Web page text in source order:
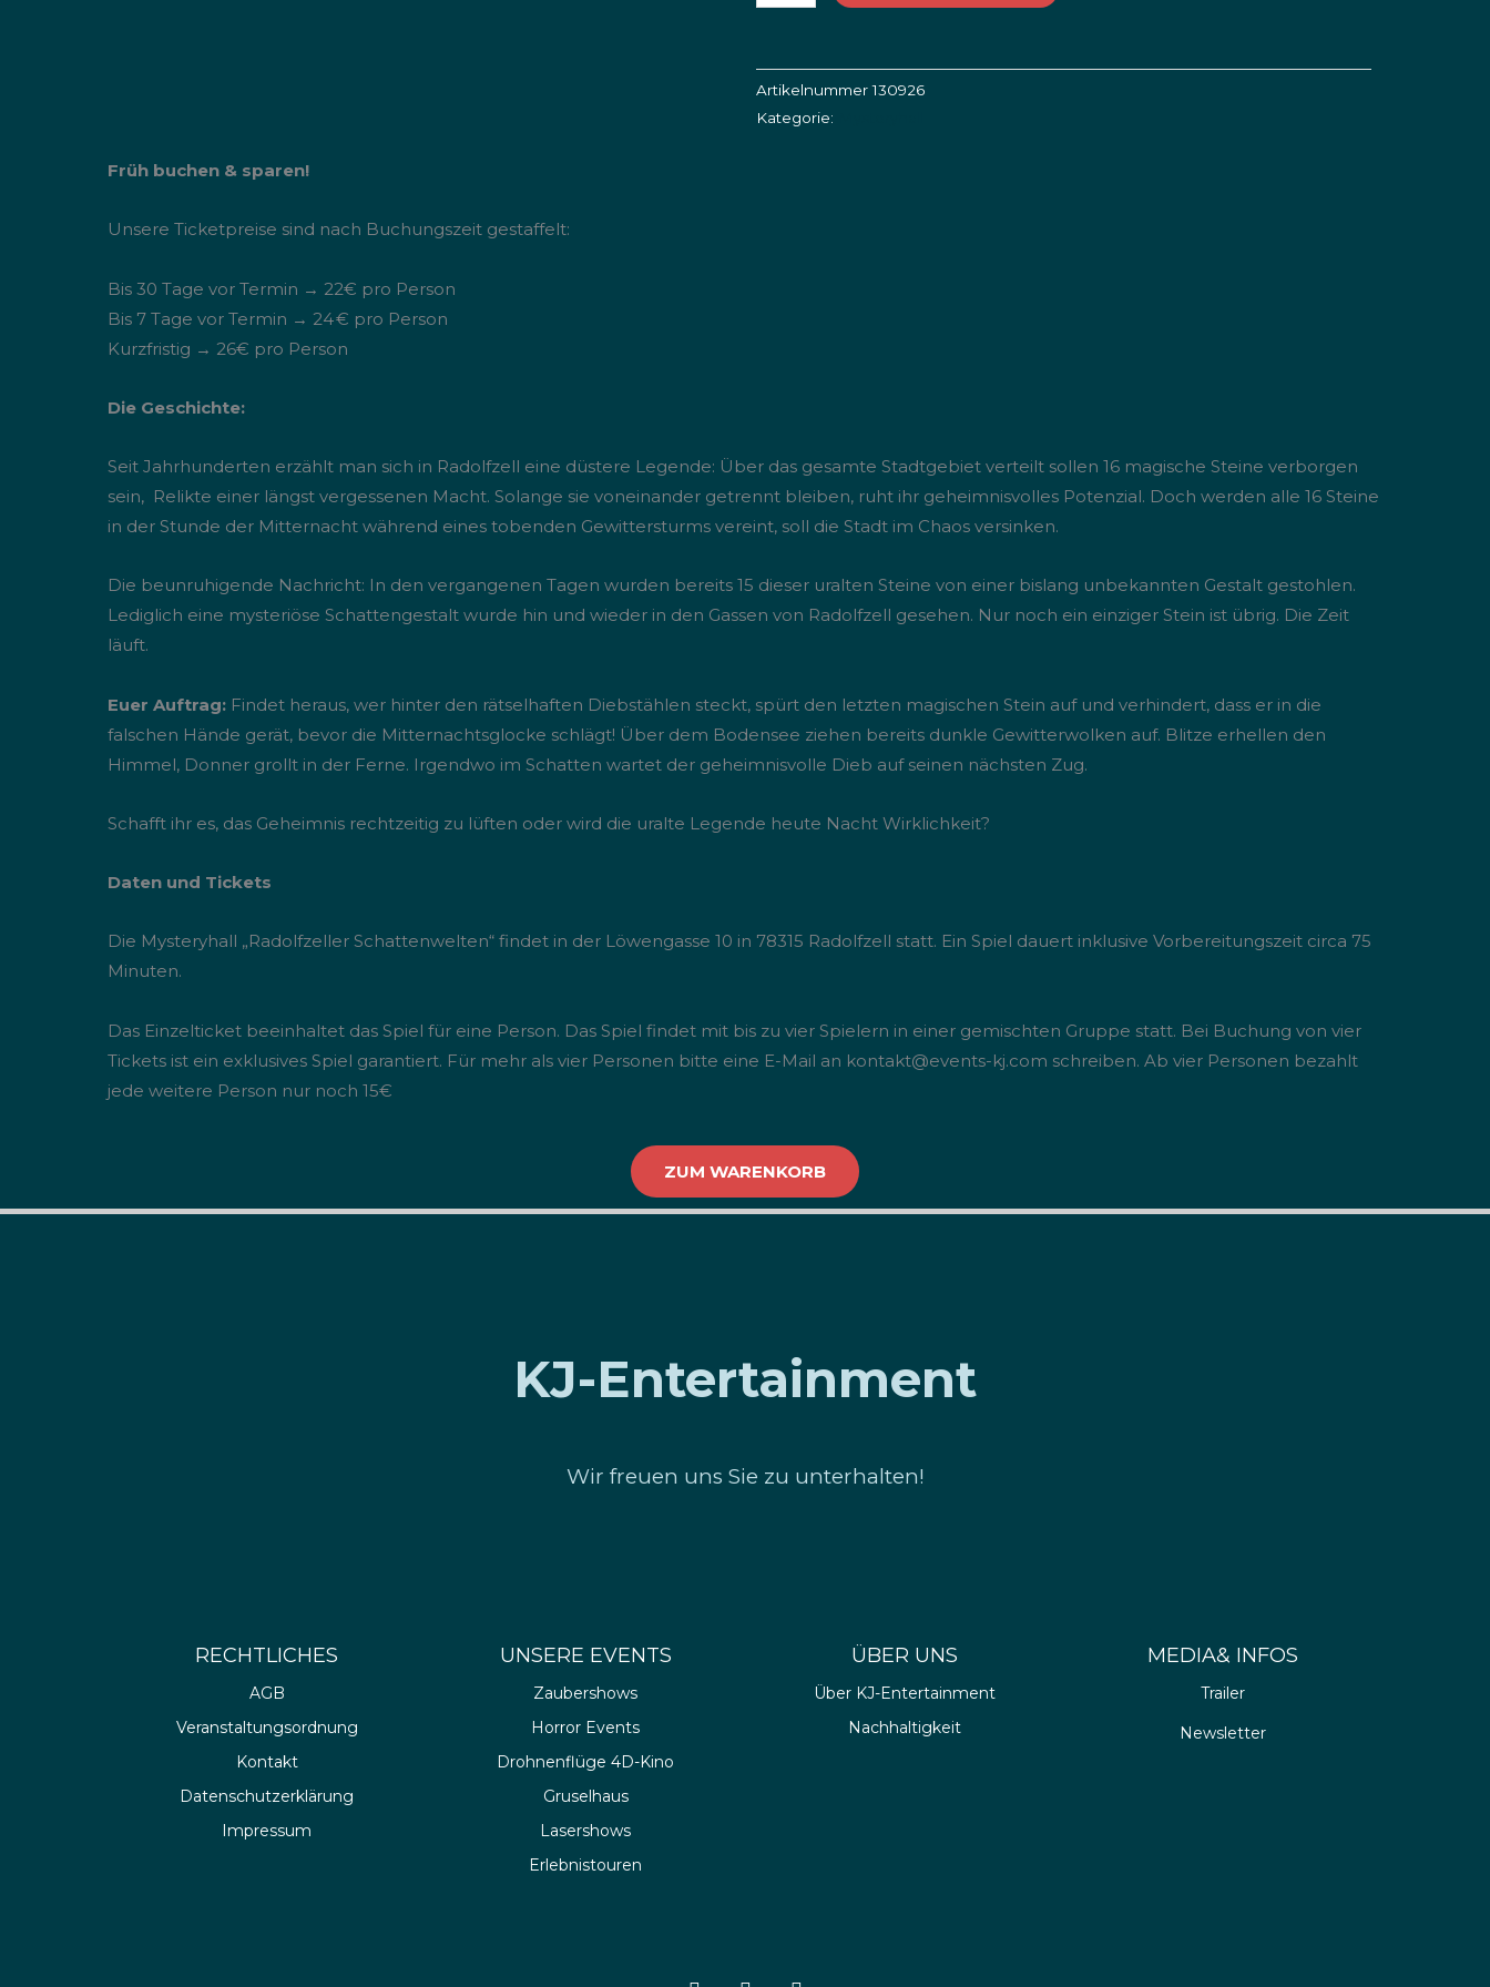
Menge
Artikelnummer130926
Kategorie:
Früh buchen & sparen!
Unsere Ticketpreise sind nach Buchungszeit gestaffelt:
Bis 30 Tage vor Termin → 22€ pro Person
Bis 7 Tage vor Termin → 24 € pro Person
Kurzfristig → 26€ pro Person
Die Geschichte:
Seit Jahrhunderten erzählt man sich in Radolfzell eine düstere Legende: Über das gesamte Stadtgebiet verteilt sollen 16 magische Steine verborgen
sein, Relikte einer längst vergessenen Macht. Solange sie voneinander getrennt bleiben, ruht ihr geheimnisvolles Potenzial. Doch werden alle 16 Steine
in der Stunde der Mitternacht während eines tobenden Gewittersturms vereint, soll die Stadt im Chaos versinken.
Die beunruhigende Nachricht: In den vergangenen Tagen wurden bereits 15 dieser uralten Steine von einer bislang unbekannten Gestalt gestohlen.
Lediglich eine mysteriöse Schattengestalt wurde hin und wieder in den Gassen von Radolfzell gesehen. Nur noch ein einziger Stein ist übrig. Die Zeit
läuft.
Euer Auftrag: Findet heraus, wer hinter den rätselhaften Diebstählen steckt, spürt den letzten magischen Stein auf und verhindert, dass er in die
falschen Hände gerät, bevor die Mitternachtsglocke schlägt! Über dem Bodensee ziehen bereits dunkle Gewitterwolken auf. Blitze erhellen den
Himmel, Donner grollt in der Ferne. Irgendwo im Schatten wartet der geheimnisvolle Dieb auf seinen nächsten Zug.
Schafft ihr es, das Geheimnis rechtzeitig zu lüften oder wird die uralte Legende heute Nacht Wirklichkeit?
Daten und Tickets
Die Mysteryhall „Radolfzeller Schattenwelten“ findet in der Löwengasse 10 in 78315 Radolfzell statt. Ein Spiel dauert inklusive Vorbereitungszeit circa 75
Minuten.
Das Einzelticket beeinhaltet das Spiel für eine Person. Das Spiel findet mit bis zu vier Spielern in einer gemischten Gruppe statt. Bei Buchung von vier
Tickets ist ein exklusives Spiel garantiert. Für mehr als vier Personen bitte eine E-Mail an kontakt@events-kj.com schreiben. Ab vier Personen bezahlt
jede weitere Person nur noch 15€
ZUM WARENKORB
KJ-Entertainment
Wir freuen uns Sie zu unterhalten!
RECHTLICHES
AGB
Veranstaltungsordnung
Kontakt
Datenschutzerklärung
Impressum
UNSERE EVENTS
Zaubershows
Horror Events
Drohnenflüge 4D-Kino
Gruselhaus
Lasershows
Erlebnistouren
ÜBER UNS
Über KJ-Entertainment
Nachhaltigkeit
MEDIA& INFOS
Trailer
Newsletter